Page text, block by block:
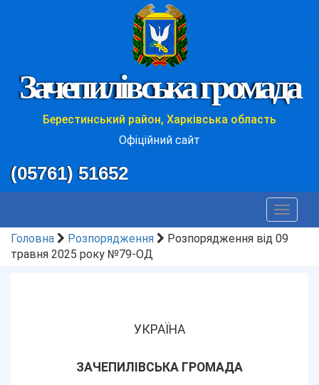
Зачепилівська громада
Берестинський район, Харківська область
Офіційний сайт
(05761) 51652
Toggle
Головна
Розпорядження
Розпорядження від 09
травня 2025 року №79-ОД
УКРАЇНА
ЗАЧЕПИЛІВСЬКА ГРОМАДА